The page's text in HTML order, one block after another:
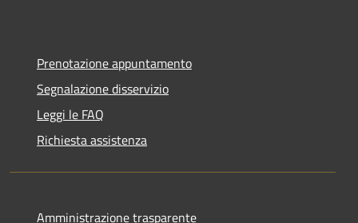
Prenotazione appuntamento
Segnalazione disservizio
Leggi le FAQ
Richiesta assistenza
Amministrazione trasparente